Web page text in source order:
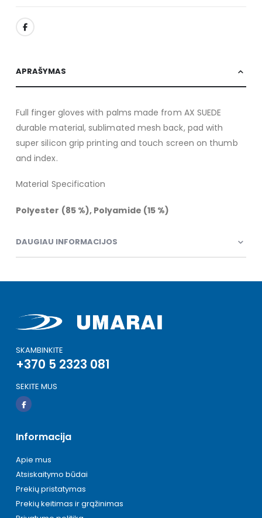
APRAŠYMAS
Full finger gloves with palms made from AX SUEDE
durable material, sublimated mesh back, pad with
super silicon grip printing and touch screen on thumb
and index.
Material Specification
Polyester (85 %), Polyamide (15 %)
DAUGIAU INFORMACIJOS
SKAMBINKITE
+370 5 2323 081
SEKITE MUS
Informacija
Apie mus
Atsiskaitymo būdai
Prekių pristatymas
Prekių keitimas ir grąžinimas